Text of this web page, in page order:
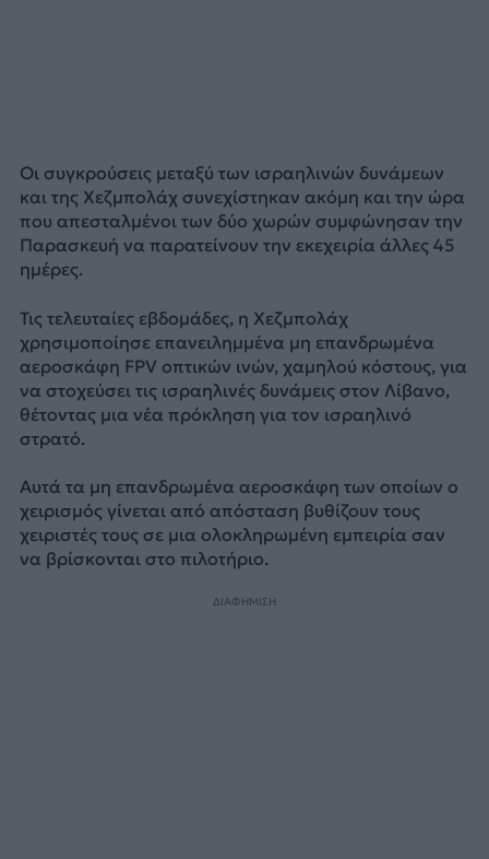
Οι συγκρούσεις μεταξύ των ισραηλινών δυνάμεων
και της Χεζμπολάχ συνεχίστηκαν ακόμη και την ώρα
που απεσταλμένοι των δύο χωρών συμφώνησαν την
Παρασκευή να παρατείνουν την εκεχειρία άλλες 45
ημέρες.
Τις τελευταίες εβδομάδες, η Χεζμπολάχ
χρησιμοποίησε επανειλημμένα μη επανδρωμένα
αεροσκάφη FPV οπτικών ινών, χαμηλού κόστους, για
να στοχεύσει τις ισραηλινές δυνάμεις στον Λίβανο,
θέτοντας μια νέα πρόκληση για τον ισραηλινό
στρατό.
Αυτά τα μη επανδρωμένα αεροσκάφη των οποίων ο
χειρισμός γίνεται από απόσταση βυθίζουν τους
χειριστές τους σε μια ολοκληρωμένη εμπειρία σαν
να βρίσκονται στο πιλοτήριο.
ΔΙΑΦΗΜΙΣΗ